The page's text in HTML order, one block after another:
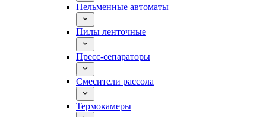
Пельменные автоматы
Пилы ленточные
Пресс-сепараторы
Смесители рассола
Термокамеры